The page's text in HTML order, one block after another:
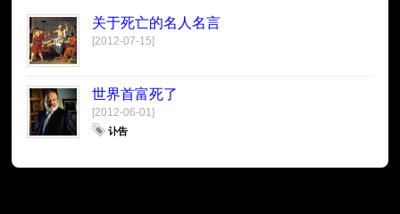
关于死亡的名人名言
[2012-07-15]
世界首富死了
[2012-06-01]
讣告